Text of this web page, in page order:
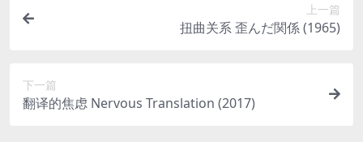
上一篇
扭曲关系 歪んだ関係 (1965)
下一篇
翻译的焦虑 Nervous Translation (2017)